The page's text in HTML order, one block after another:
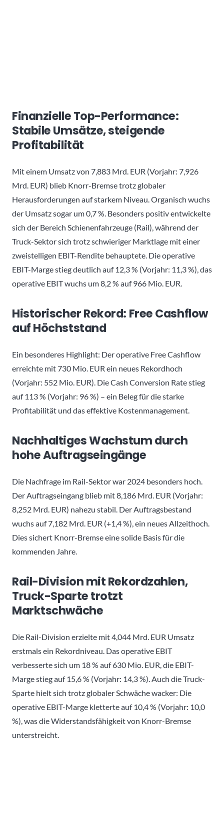
Finanzielle Top-Performance:
Stabile Umsätze, steigende
Profitabilität
Mit einem Umsatz von 7,883 Mrd. EUR (Vorjahr: 7,926
Mrd. EUR) blieb Knorr-Bremse trotz globaler
Herausforderungen auf starkem Niveau. Organisch wuchs
der Umsatz sogar um 0,7 %. Besonders positiv entwickelte
sich der Bereich Schienenfahrzeuge (Rail), während der
Truck-Sektor sich trotz schwieriger Marktlage mit einer
zweistelligen EBIT-Rendite behauptete. Die operative
EBIT-Marge stieg deutlich auf 12,3 % (Vorjahr: 11,3 %), das
operative EBIT wuchs um 8,2 % auf 966 Mio. EUR.
Historischer Rekord: Free Cashflow
auf Höchststand
Ein besonderes Highlight: Der operative Free Cashflow
erreichte mit 730 Mio. EUR ein neues Rekordhoch
(Vorjahr: 552 Mio. EUR). Die Cash Conversion Rate stieg
auf 113 % (Vorjahr: 96 %) – ein Beleg für die starke
Profitabilität und das effektive Kostenmanagement.
Nachhaltiges Wachstum durch
hohe Auftragseingänge
Die Nachfrage im Rail-Sektor war 2024 besonders hoch.
Der Auftragseingang blieb mit 8,186 Mrd. EUR (Vorjahr:
8,252 Mrd. EUR) nahezu stabil. Der Auftragsbestand
wuchs auf 7,182 Mrd. EUR (+1,4 %), ein neues Allzeithoch.
Dies sichert Knorr-Bremse eine solide Basis für die
kommenden Jahre.
Rail-Division mit Rekordzahlen,
Truck-Sparte trotzt
Marktschwäche
Die Rail-Division erzielte mit 4,044 Mrd. EUR Umsatz
erstmals ein Rekordniveau. Das operative EBIT
verbesserte sich um 18 % auf 630 Mio. EUR, die EBIT-
Marge stieg auf 15,6 % (Vorjahr: 14,3 %). Auch die Truck-
Sparte hielt sich trotz globaler Schwäche wacker: Die
operative EBIT-Marge kletterte auf 10,4 % (Vorjahr: 10,0
%), was die Widerstandsfähigkeit von Knorr-Bremse
unterstreicht.